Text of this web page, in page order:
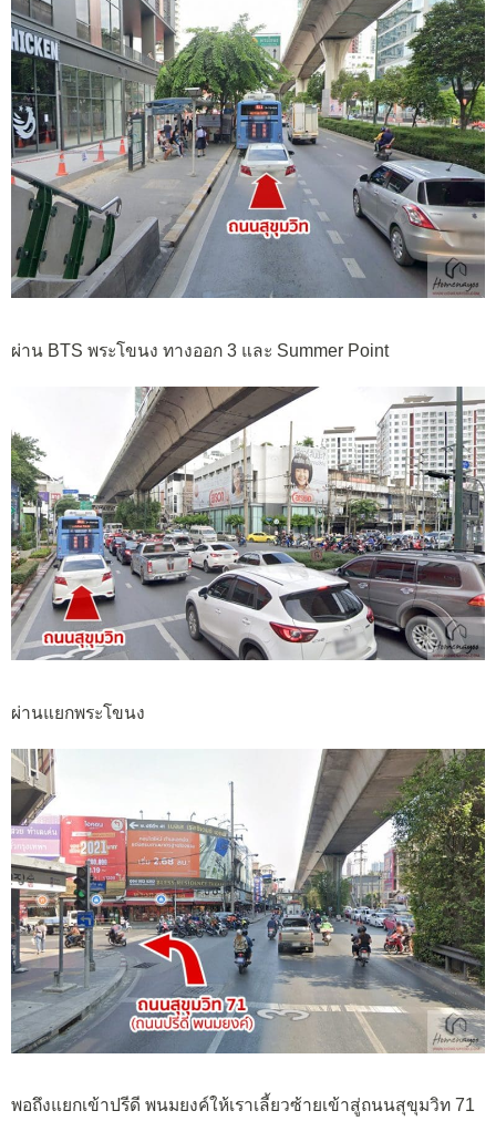
ผ่าน BTS พระโขนง ทางออก 3 และ Summer Point
ผ่านแยกพระโขนง
พอถึงแยกเข้าปรีดี พนมยงค์ให้เราเลี้ยวซ้ายเข้าสู่ถนนสุขุมวิท 71